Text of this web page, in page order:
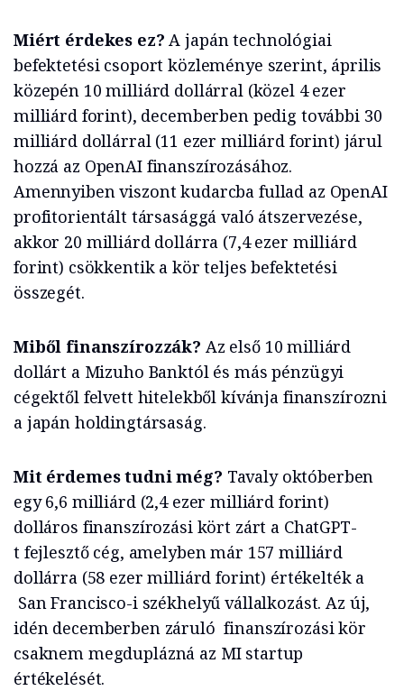
Miért érdekes ez?A japán technológiai
befektetési csoport közleménye szerint, április
közepén 10 milliárd dollárral (közel 4 ezer
milliárd forint), decemberben pedig további 30
milliárd dollárral (11 ezer milliárd forint) járul
hozzá az OpenAI finanszírozásához.
Amennyiben viszont kudarcba fullad az OpenAI
profitorientált társasággá való átszervezése,
akkor 20 milliárd dollárra (7,4 ezer milliárd
forint) csökkentik a kör teljes befektetési
összegét.
Miből finanszírozzák? Az első 10 milliárd
dollárt a Mizuho Banktól és más pénzügyi
cégektől felvett hitelekből kívánja finanszírozni
a japán holdingtársaság.
Mit érdemes tudni még? Tavaly októberben
egy 6,6 milliárd (2,4 ezer milliárd forint)
dolláros finanszírozási kört zárt a ChatGPT-
t fejlesztő cég, amelyben már 157 milliárd
dollárra (58 ezer milliárd forint) értékelték a
San Francisco-i székhelyű vállalkozást. Az új,
idén decemberben záruló finanszírozási kör
csaknem megduplázná az MI startup
értékelését.